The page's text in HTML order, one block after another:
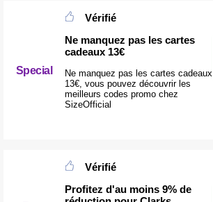
Special
Vérifié
Ne manquez pas les cartes
cadeaux 13€
Ne manquez pas les cartes cadeaux
13€, vous pouvez découvrir les
meilleurs codes promo chez
SizeOfficial
Vérifié
Profitez d'au moins 9% de